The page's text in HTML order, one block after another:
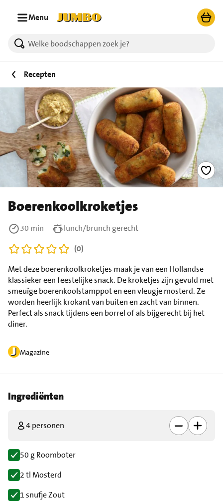
Menu
Recepten
Boerenkoolkroketjes
Magazine
Met deze boerenkoolkroketjes maak je van een Hollandse
klassieker een feestelijke snack. De kroketjes zijn gevuld met
smeuïge boerenkoolstamppot en een vleugje mosterd. Ze
worden heerlijk krokant van buiten en zacht van binnen.
Perfect als snack tijdens een borrel of als bijgerecht bij het
diner.
30 min
lunch/brunch gerecht
(0)
Ingrediënten
4 personen
50 g Roomboter
2 tl Mosterd
1 snufje Zout